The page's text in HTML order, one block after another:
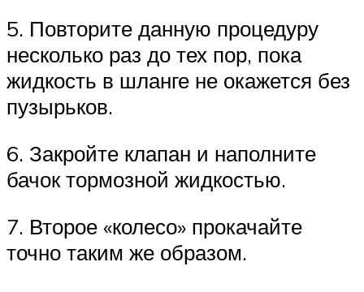
5. Повторите данную процедуру
несколько раз до тех пор, пока
жидкость в шланге не окажется без
пузырьков.
6. Закройте клапан и наполните
бачок тормозной жидкостью.
7. Второе «колесо» прокачайте
точно таким же образом.